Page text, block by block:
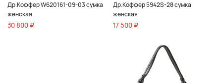
Др.Коффер W620161-09-03 сумка
женская
30 800 ₽
Др.Коффер 5942S-28 сумка
женская
17 500 ₽